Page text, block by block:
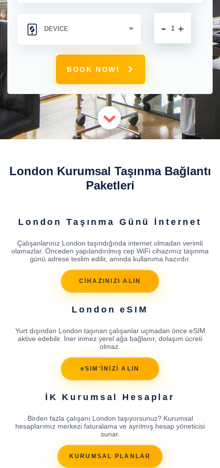
+
-
BOOK NOW!
London Kurumsal Taşınma Bağlantı
Paketleri
London Taşınma Günü İnternet
Çalışanlarınız London taşındığında internet olmadan verimli
olamazlar. Önceden yapılandırılmış cep WiFi cihazımız taşınma
günü adrese teslim edilir, anında kullanıma hazırdır.
CİHAZINIZI ALIN
London eSIM
Yurt dışından London taşınan çalışanlar uçmadan önce eSIM
aktive edebilir. İner inmez yerel ağa bağlanır, dolaşım ücreti
olmaz.
eSIM'İNİZİ ALIN
İK Kurumsal Hesaplar
Birden fazla çalışanı London taşıyorsunuz? Kurumsal
hesaplarımız merkezi faturalama ve ayrılmış hesap yöneticisi
sunar.
KURUMSAL PLANLAR